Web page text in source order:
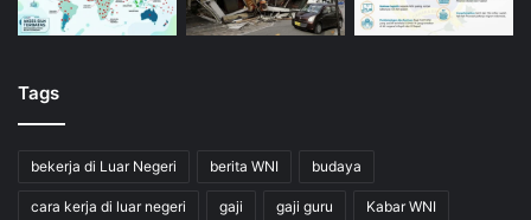
Tags
bekerja di Luar Negeri berita WNI budaya
cara kerja di luar negeri gaji gaji guru Kabar WNI